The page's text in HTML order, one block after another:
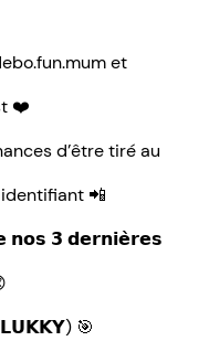
et
❤️
d’être tiré au
📲
𝟯 𝗱𝗲𝗿𝗻𝗶𝗲̀𝗿𝗲𝘀
🎯